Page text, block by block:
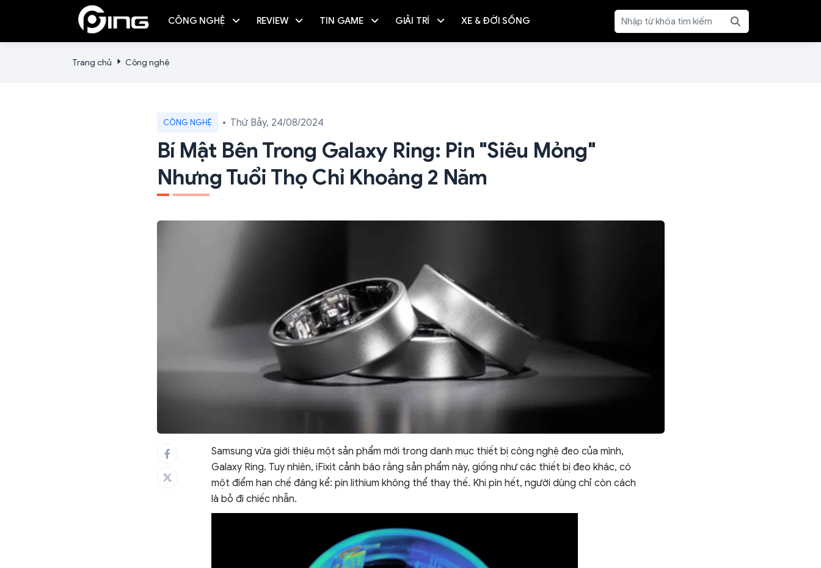
CÔNG NGHỆ REVIEW TIN GAME GIẢI TRÍ XE & ĐỜI SỐNG
Trang chủ Công nghệ
CÔNG NGHỆ Thứ Bảy, 24/08/2024
Bí Mật Bên Trong Galaxy Ring: Pin "siêu Mỏng"
Nhưng Tuổi Thọ Chỉ Khoảng 2 Năm
Samsung vừa giới thiệu một sản phẩm mới trong danh mục thiết bị công nghệ đeo của mình,
Galaxy Ring. Tuy nhiên, iFixit cảnh báo rằng sản phẩm này, giống như các thiết bị đeo khác, có
một điểm hạn chế đáng kể: pin lithium không thể thay thế. Khi pin hết, người dùng chỉ còn cách
là bỏ đi chiếc nhẫn.